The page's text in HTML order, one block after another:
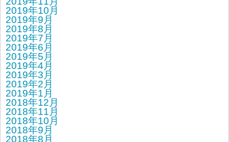
2019年10月
2019年9月
2019年8月
2019年7月
2019年6月
2019年5月
2019年4月
2019年3月
2019年2月
2019年1月
2018年12月
2018年11月
2018年10月
2018年9月
2018年8月